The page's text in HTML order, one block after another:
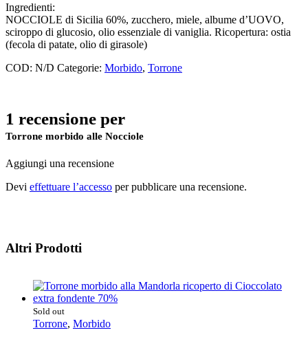
Ingredienti:
NOCCIOLE di Sicilia 60%, zucchero, miele, albume d’UOVO,
sciroppo di glucosio, olio essenziale di vaniglia. Ricopertura: ostia
(fecola di patate, olio di girasole)
COD: N/D Categorie: Morbido, Torrone
1 recensione per
Torrone morbido alle Nocciole
Aggiungi una recensione
Devi effettuare l’accesso per pubblicare una recensione.
Altri Prodotti
Sold out
Torrone, Morbido